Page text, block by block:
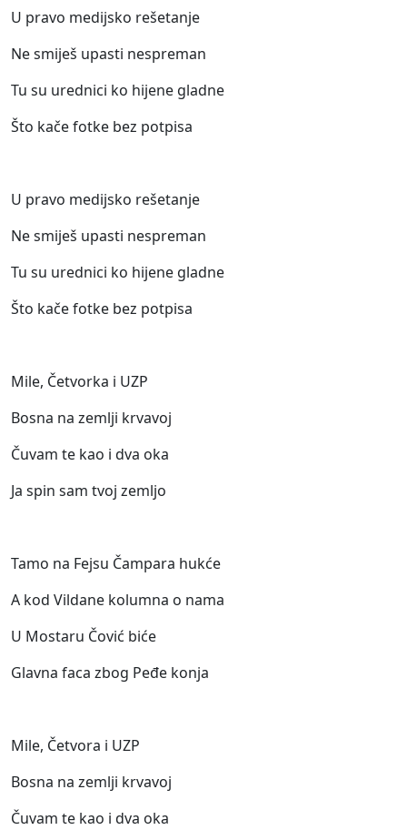
U pravo medijsko rešetanje
Ne smiješ upasti nespreman
Tu su urednici ko hijene gladne
Što kače fotke bez potpisa
U pravo medijsko rešetanje
Ne smiješ upasti nespreman
Tu su urednici ko hijene gladne
Što kače fotke bez potpisa
Mile, Četvorka i UZP
Bosna na zemlji krvavoj
Čuvam te kao i dva oka
Ja spin sam tvoj zemljo
Tamo na Fejsu Čampara hukće
A kod Vildane kolumna o nama
U Mostaru Čović biće
Glavna faca zbog Peđe konja
Mile, Četvora i UZP
Bosna na zemlji krvavoj
Čuvam te kao i dva oka